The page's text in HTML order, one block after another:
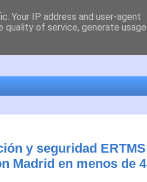
y seguridad ERTMS
Madrid en menos de 4
Your IP address and user-agent
quality of service, generate usage